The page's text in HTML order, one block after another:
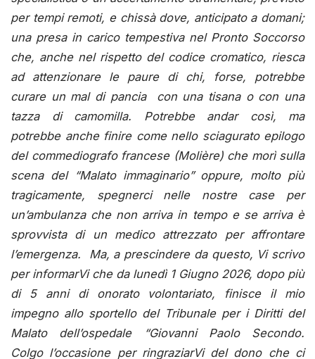
per tempi remoti, e chissà dove, anticipato a domani;
una presa in carico tempestiva nel Pronto Soccorso
che, anche nel rispetto del codice cromatico, riesca
ad attenzionare le paure di chi, forse, potrebbe
curare un mal di pancia con una tisana o con una
tazza di camomilla. Potrebbe andar così, ma
potrebbe anche finire come nello sciagurato epilogo
del commediografo francese (Molière) che morì sulla
scena del “Malato immaginario” oppure, molto più
tragicamente, spegnerci nelle nostre case per
un’ambulanza che non arriva in tempo e se arriva è
sprovvista di un medico attrezzato per affrontare
l’emergenza. Ma, a prescindere da questo, Vi scrivo
per informarVi che da lunedì 1 Giugno 2026, dopo più
di 5 anni di onorato volontariato, finisce il mio
impegno allo sportello del Tribunale per i Diritti del
Malato dell’ospedale “Giovanni Paolo Secondo.
Colgo l’occasione per ringraziarVi del dono che ci